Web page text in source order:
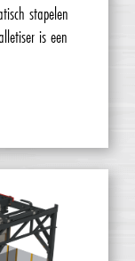
stapelen
is een